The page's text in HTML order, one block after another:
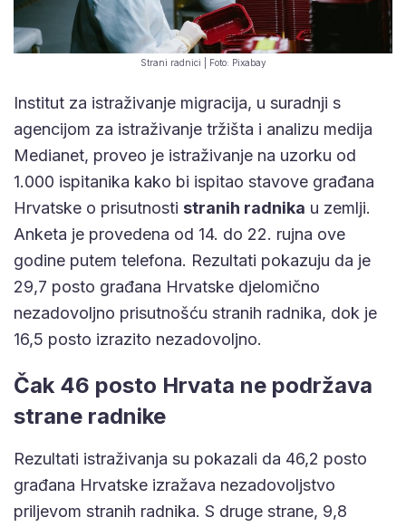
Strani radnici | Foto: Pixabay
Institut za istraživanje migracija, u suradnji s
agencijom za istraživanje tržišta i analizu medija
Medianet, proveo je istraživanje na uzorku od
1.000 ispitanika kako bi ispitao stavove građana
Hrvatske o prisutnosti stranih radnika u zemlji.
Anketa je provedena od 14. do 22. rujna ove
godine putem telefona. Rezultati pokazuju da je
29,7 posto građana Hrvatske djelomično
nezadovoljno prisutnošću stranih radnika, dok je
16,5 posto izrazito nezadovoljno.
Čak 46 posto Hrvata ne podržava
strane radnike
Rezultati istraživanja su pokazali da 46,2 posto
građana Hrvatske izražava nezadovoljstvo
priljevom stranih radnika. S druge strane, 9,8